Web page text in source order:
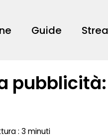
Guide
pubblicità:
: 3 minuti